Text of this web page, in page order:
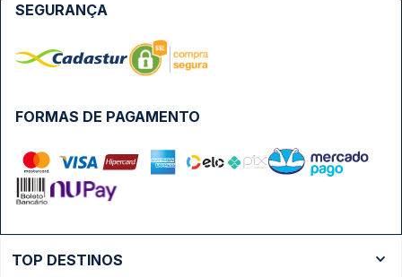
FORMAS DE PAGAMENTO
SEGURANÇA
TOP DESTINOS